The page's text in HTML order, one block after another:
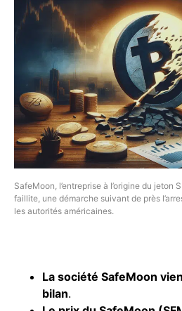
SafeMoon, l’entreprise à l’origine du jeton
faillite, une démarche suivant de près
les autorités américaines.
La société SafeMoon
bilan.